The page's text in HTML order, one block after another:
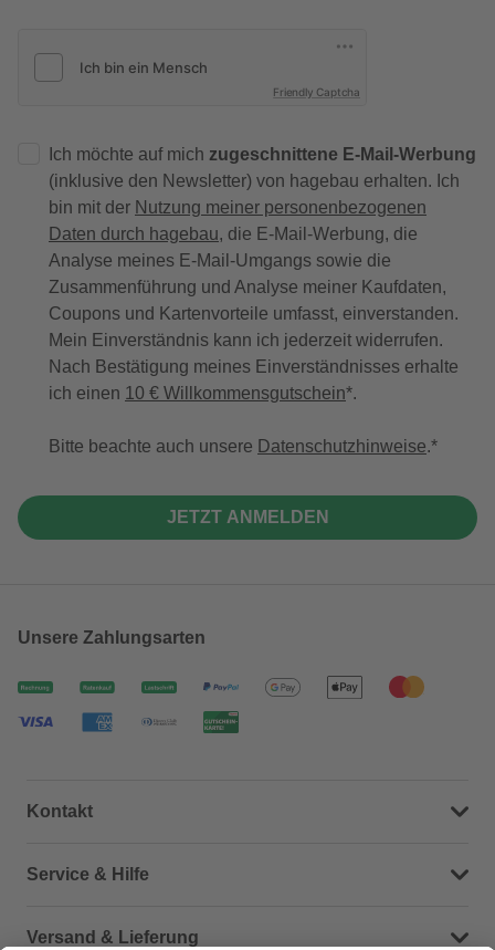
Friendly Captcha
Ich möchte auf mich zugeschnittene E-Mail-Werbung
(inklusive den Newsletter) von hagebau erhalten. Ich
bin mit der Nutzung meiner personenbezogenen
Daten durch hagebau, die E-Mail-Werbung, die
Analyse meines E-Mail-Umgangs sowie die
Zusammenführung und Analyse meiner Kaufdaten,
Coupons und Kartenvorteile umfasst, einverstanden.
Mein Einverständnis kann ich jederzeit widerrufen.
Nach Bestätigung meines Einverständnisses erhalte
ich einen 10 € Willkommensgutschein*.
Bitte beachte auch unsere Datenschutzhinweise.
JETZT ANMELDEN
Unsere Zahlungsarten
Kontakt
Dein Kontakt zu uns
Service & Hilfe
Häufige Fragen (FAQ)
Versand & Lieferung